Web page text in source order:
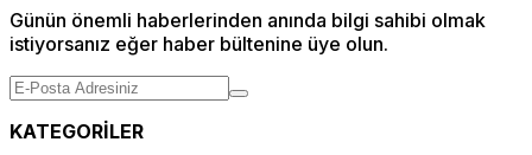
Günün önemli haberlerinden anında bilgi sahibi olmak
istiyorsanız eğer haber bültenine üye olun.
KATEGORİLER